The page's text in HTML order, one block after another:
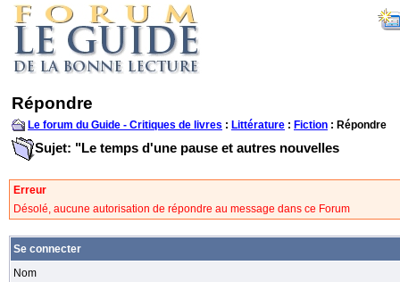
Répondre
Le forum du Guide - Critiques de livres : Littérature : Fiction : Répondre
Sujet: "Le temps d'une pause et autres nouvelles
Erreur
Désolé, aucune autorisation de répondre au message dans ce Forum
Se connecter
Nom